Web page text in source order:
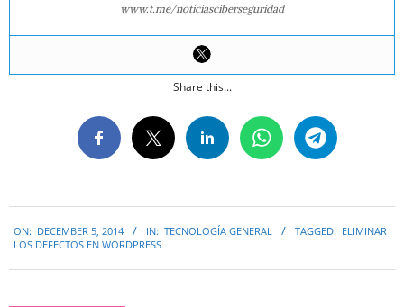
www.t.me/noticiasciberseguridad
Share this...
12-
ON: DECEMBER 5, 2014 IN: TECNOLOGÍA GENERAL TAGGED: ELIMINAR
LOS DEFECTOS EN WORDPRESS